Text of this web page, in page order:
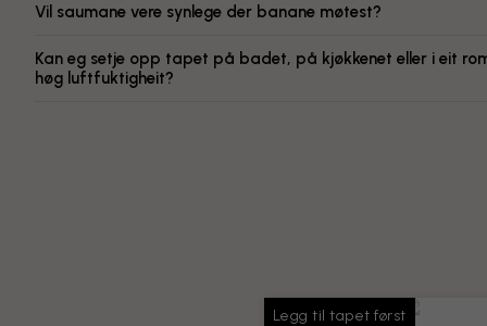
Vil saumane vere synlege der banane møtest?
Kan eg setje opp tapet på badet, på kjøkkenet eller i eit
høg luftfuktigheit?
Legg til tapet først